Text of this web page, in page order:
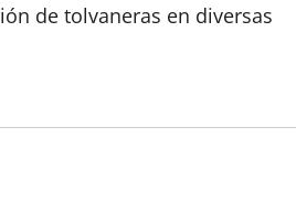
de tolvaneras en diversas